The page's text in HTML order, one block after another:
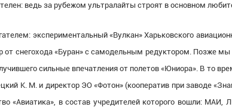
ведь за рубежом ультралайты строят в основном
экспериментальный «Вулкан» Харьковского
снегохода «Буран» с самодельным редуктором. Позже мы
сильные впечатления от полетов «Юниора». В то
К. М. и директор ЭО «Фотон» (кооператив при заводе
«Авиатика», в состав учредителей которого вошли: МАИ,